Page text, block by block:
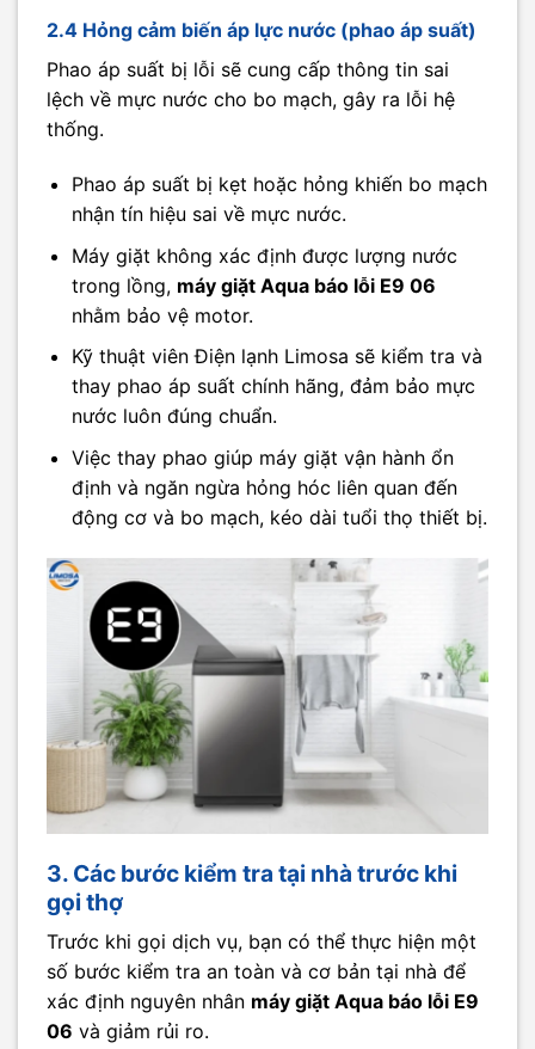
2.4 Hỏng cảm biến áp lực nước (phao áp suất)
Phao áp suất bị lỗi sẽ cung cấp thông tin sai
lệch về mực nước cho bo mạch, gây ra lỗi hệ
thống.
Phao áp suất bị kẹt hoặc hỏng khiến bo mạch
nhận tín hiệu sai về mực nước.
Máy giặt không xác định được lượng nước
trong lồng, máy giặt Aqua báo lỗi E9 06
nhằm bảo vệ motor.
Kỹ thuật viên Điện lạnh Limosa sẽ kiểm tra và
thay phao áp suất chính hãng, đảm bảo mực
nước luôn đúng chuẩn.
Việc thay phao giúp máy giặt vận hành ổn
định và ngăn ngừa hỏng hóc liên quan đến
động cơ và bo mạch, kéo dài tuổi thọ thiết bị.
3. Các bước kiểm tra tại nhà trước khi
gọi thợ
Trước khi gọi dịch vụ, bạn có thể thực hiện một
số bước kiểm tra an toàn và cơ bản tại nhà để
xác định nguyên nhân máy giặt Aqua báo lỗi E9
06 và giảm rủi ro.